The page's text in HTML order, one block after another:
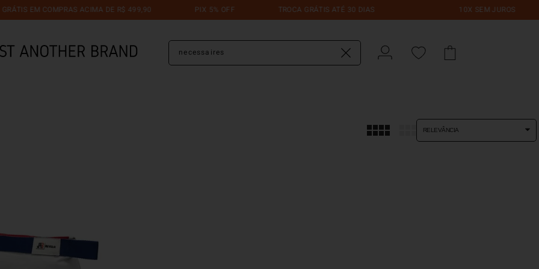
EM COMPRAS ACIMA DE R$ 499,90 PIX 5% OFF TROCA GRÁTIS ATÉ 30 DIAS 10X SEM JUROS
O que você está procurando?
RELEVÂNCIA